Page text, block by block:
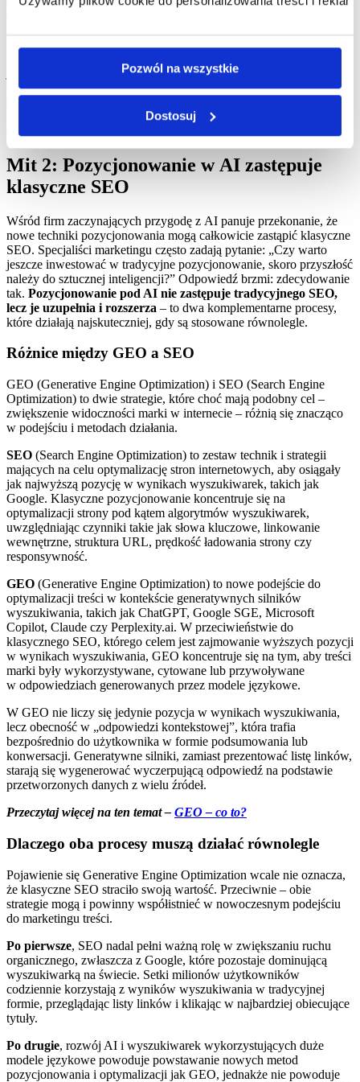
Pozwól na wszystkie
Dostosuj
językowych i dostosowaniu treści do ich wymagań. Wysoki
autorytet domeny, wiarygodne źródła, odpowiednia struktura strony
oraz poprawnie zaimplementowane dane strukturalne są
kluczowymi elementami, które pozwalają zwiększyć widoczność
w wynikach generowanych przez sztuczną inteligencję.
Mit 2: Pozycjonowanie w AI zastępuje
klasyczne SEO
Wśród firm zaczynających przygodę z AI panuje przekonanie, że
nowe techniki pozycjonowania mogą całkowicie zastąpić klasyczne
SEO. Specjaliści marketingu często zadają pytanie: „Czy warto
jeszcze inwestować w tradycyjne pozycjonowanie, skoro przyszłość
należy do sztucznej inteligencji?” Odpowiedź brzmi: zdecydowanie
tak. Pozycjonowanie pod AI nie zastępuje tradycyjnego SEO,
lecz je uzupełnia i rozszerza – to dwa komplementarne procesy,
które działają najskuteczniej, gdy są stosowane równolegle.
Różnice między GEO a SEO
GEO (Generative Engine Optimization) i SEO (Search Engine
Optimization) to dwie strategie, które choć mają podobny cel –
zwiększenie widoczności marki w internecie – różnią się znacząco
w podejściu i metodach działania.
SEO (Search Engine Optimization) to zestaw technik i strategii
mających na celu optymalizację stron internetowych, aby osiągały
jak najwyższą pozycję w wynikach wyszukiwarek, takich jak
Google. Klasyczne pozycjonowanie koncentruje się na
optymalizacji strony pod kątem algorytmów wyszukiwarek,
uwzględniając czynniki takie jak słowa kluczowe, linkowanie
wewnętrzne, struktura URL, prędkość ładowania strony czy
responsywność.
GEO (Generative Engine Optimization) to nowe podejście do
optymalizacji treści w kontekście generatywnych silników
wyszukiwania, takich jak ChatGPT, Google SGE, Microsoft
Copilot, Claude czy Perplexity.ai. W przeciwieństwie do
klasycznego SEO, którego celem jest zajmowanie wyższych pozycji
w wynikach wyszukiwania, GEO koncentruje się na tym, aby treści
marki były wykorzystywane, cytowane lub przywoływane
w odpowiedziach generowanych przez modele językowe.
W GEO nie liczy się jedynie pozycja w wynikach wyszukiwania,
lecz obecność w „odpowiedzi kontekstowej”, która trafia
bezpośrednio do użytkownika w formie podsumowania lub
konwersacji. Generatywne silniki, zamiast prezentować listę linków,
starają się wygenerować wyczerpującą odpowiedź na podstawie
przetworzonych danych z wielu źródeł.
Przeczytaj więcej na ten temat – GEO – co to?
Dlaczego oba procesy muszą działać równolegle
Pojawienie się Generative Engine Optimization wcale nie oznacza,
że klasyczne SEO straciło swoją wartość. Przeciwnie – obie
strategie mogą i powinny współistnieć w nowoczesnym podejściu
do marketingu treści.
Po pierwsze, SEO nadal pełni ważną rolę w zwiększaniu ruchu
organicznego, zwłaszcza z Google, które pozostaje dominującą
wyszukiwarką na świecie. Setki milionów użytkowników
codziennie korzystają z wyników wyszukiwania w tradycyjnej
formie, przeglądając listy linków i klikając w najbardziej obiecujące
tytuły.
Po drugie, rozwój AI i wyszukiwarek wykorzystujących duże
modele językowe powoduje powstawanie nowych metod
pozycjonowania i optymalizacji jak GEO, jednakże nie powoduje